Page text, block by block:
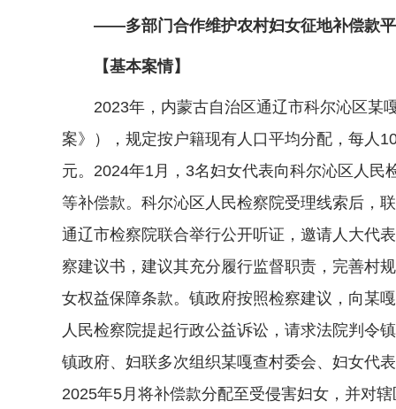
——多部门合作维护农村妇女征地补偿款平
【基本案情】
2023年，内蒙古自治区通辽市科尔沁区某嘎
案》），规定按户籍现有人口平均分配，每人
元。2024年1月，3名妇女代表向科尔沁区人
等补偿款。科尔沁区人民检察院受理线索后，
通辽市检察院联合举行公开听证，邀请人大代
察建议书，建议其充分履行监督职责，完善村
女权益保障条款。镇政府按照检察建议，向某
人民检察院提起行政公益诉讼，请求法院判令
镇政府、妇联多次组织某嘎查村委会、妇女代
2025年5月将补偿款分配至受侵害妇女，并对